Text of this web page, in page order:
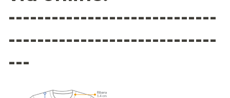
-----------------------------
-----------------------------
---